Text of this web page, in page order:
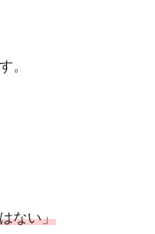
。
ない」